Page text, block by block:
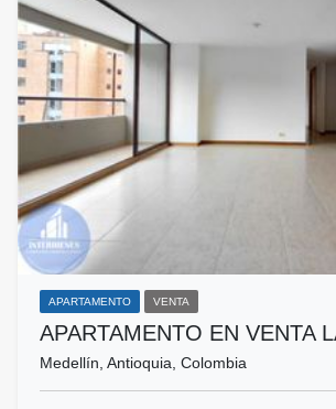
APARTAMENTO VENTA
APARTAMENTO EN VENTA
Medellín, Antioquia, Colombia